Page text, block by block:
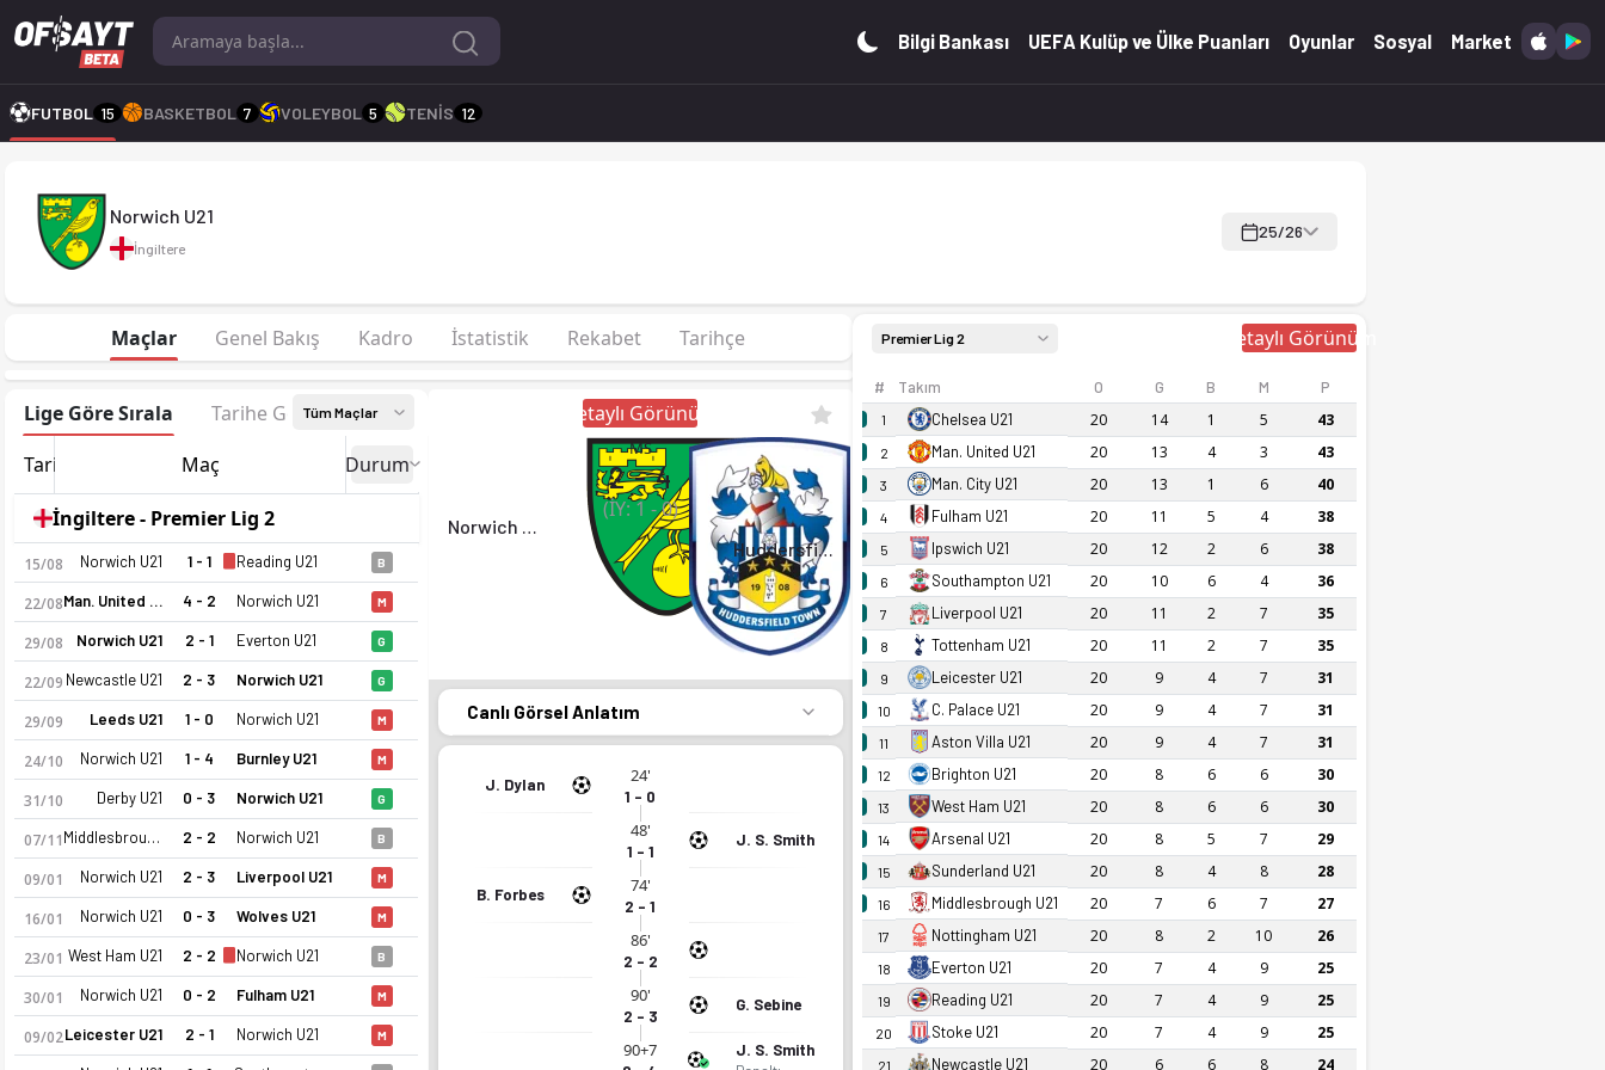
Norwich U21 25-26 sezonu | Premier Lig 2'de 23. sırada, 20 puan. Kadro, fikstür ve canlı skor Ofsayt'ta.
Bilgi Bankası UEFA Kulüp ve Ülke Puanları Oyunlar Sosyal Market
FUTBOL 15 BASKETBOL 7 VOLEYBOL 5 TENİS 12
Norwich U21
İngiltere
25/26
Maçlar Genel Bakış Kadro İstatistik Rekabet Tarihçe
Lige Göre Sırala Tarihe Göre Sırala
Tüm Maçlar
Tarih Maç Durum
İngiltere - Premier Lig 2
15/08 Norwich U21 1 - 1 Reading U21 B
22/08 Man. United U21 4 - 2 Norwich U21 M
29/08 Norwich U21 2 - 1 Everton U21 G
22/09 Newcastle U21 2 - 3 Norwich U21 G
29/09 Leeds U21 1 - 0 Norwich U21 M
24/10 Norwich U21 1 - 4 Burnley U21 M
31/10 Derby U21 0 - 3 Norwich U21 G
07/11 Middlesbrough U21 2 - 2 Norwich U21 B
09/01 Norwich U21 2 - 3 Liverpool U21 M
16/01 Norwich U21 0 - 3 Wolves U21 M
23/01 West Ham U21 2 - 2 Norwich U21 B
30/01 Norwich U21 0 - 2 Fulham U21 M
09/02Leicester U21 2 - 1 Norwich U21 M
Detaylı Görünüm
Norwich U21
MS
2 - 4
(İY:1-0)
Huddersfield U21
Canlı Görsel Anlatım
J. Dylan 24'
1 - 0
48'
1 - 1
J. S. Smith
B. Forbes 74'
2 - 1
86'
2 - 2
90'
2 - 3
G. Sebine
90+7
J. S. Smith
Premier Lig 2 Detaylı Görünüm
# Takım O G B M P
1 Chelsea U21 20 14 1 5 43
2 Man. United U21 20 13 4 3 43
3 Man. City U21 20 13 1 6 40
4 Fulham U21 20 11 5 4 38
5 Ipswich U21 20 12 2 6 38
6 Southampton U21 20 10 6 4 36
7 Liverpool U21 20 11 2 7 35
8 Tottenham U21 20 11 2 7 35
9 Leicester U21 20 9 4 7 31
10 C. Palace U21 20 9 4 7 31
11 Aston Villa U21 20 9 4 7 31
12 Brighton U21 20 8 6 6 30
13 West Ham U21 20 8 6 6 30
14 Arsenal U21 20 8 5 7 29
15 Sunderland U21 20 8 4 8 28
16 Middlesbrough U21 20 7 6 7 27
17 Nottingham U21 20 8 2 10 26
18 Everton U21 20 7 4 9 25
19 Reading U21 20 7 4 9 25
20 Stoke U21 20 7 4 9 25
21 Newcastle U21 20 6 6 8 24